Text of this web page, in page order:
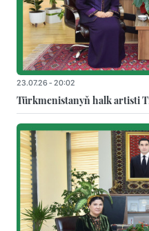
23.07.26 - 20:02
Türkmenistanyň halk artisti